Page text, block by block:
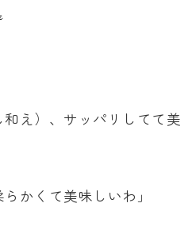
和え）、サッパリしてて美
かくて美味しいわ」